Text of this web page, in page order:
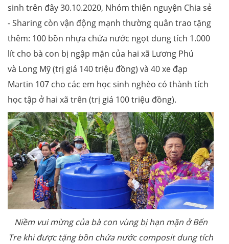
sinh trên đây 30.10.2020, Nhóm thiện nguyện Chia sẻ
- Sharing còn vận động mạnh thường quân trao tặng
thêm: 100 bồn nhựa chứa nước ngọt dung tích 1.000
lít cho bà con bị ngập mặn của hai xã Lương Phú
và Long Mỹ (trị giá 140 triệu đồng) và 40 xe đạp
Martin 107 cho các em học sinh nghèo có thành tích
học tập ở hai xã trên (trị giá 100 triệu đồng).
Niềm vui mừng của bà con vùng bị hạn mặn ở Bến
Tre khi được tặng bồn chứa nước composit dung tích